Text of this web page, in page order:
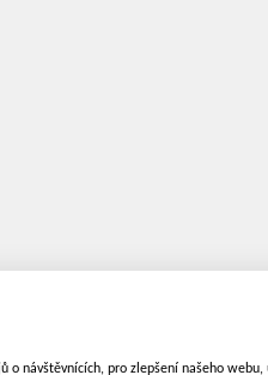
o návštěvnících, pro zlepšení našeho